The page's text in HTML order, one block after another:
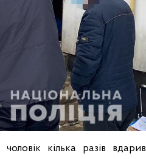
кілька разів вдарив